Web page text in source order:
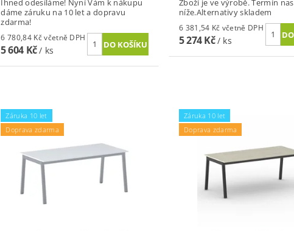
Ihned odesíláme! Nyní Vám k nákupu
dáme záruku na 10 let a dopravu
zdarma!
6 780,84 Kč včetně DPH
5 604 Kč/ ks
Zboží je ve výrobě. Termín
níže.Alternativy skladem
6 381,54 Kč včetně DPH
5 274 Kč/ ks
Záruka 10 let
Doprava zdarma
Záruka 10 let
Doprava zdarma